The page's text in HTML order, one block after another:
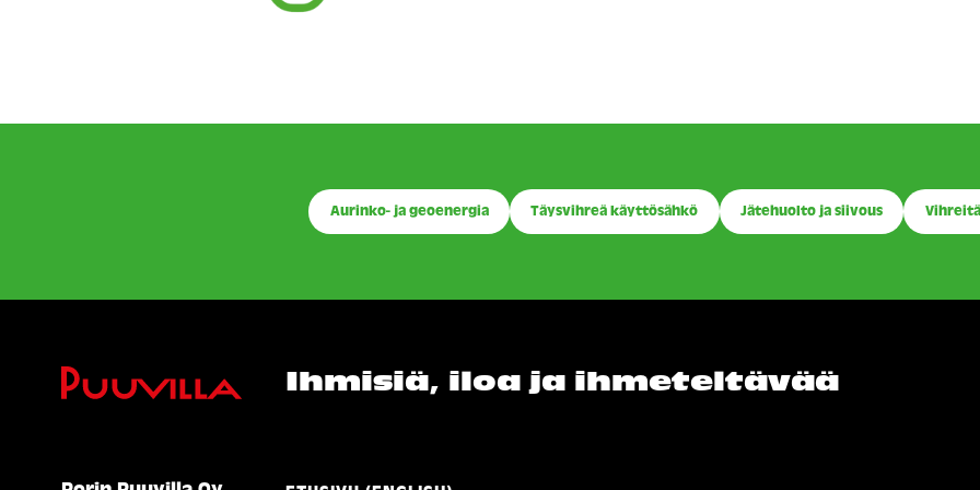
Aurinko- ja geoenergia Täysvihreä käyttösähkö Jätehuolto ja siivous
Ihmisiä, iloa ja ihmeteltävää